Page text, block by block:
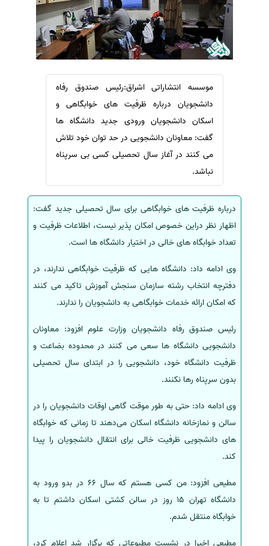
ترجمه عربی به فارسی
مشاهده همه زبان ها
سفارش ویرایش
سفارش پارافریز
سفارش فرمت‌بندی
سفارش کاهش کمیت
سفارش معرفی مجله
سفارش معرفی مقاله
سفارش معرفی کتاب
سفارش چکیده مبسوط
سفارش ترجمه مولتی‌مدیا
سفارش گویندگی
سفارش تولید محتوا
سفارش ترجمه همزمان
سفارش چکیده گرافیکی
سفارش تهیه کاورلتر
سفارش انگیزه‌نامه‌SOP
موسسه انتشاراتی اشراق:رئیس صندوق رفاه
دانشجویان درباره ظرفیت های خوابگاهی و
اسکان دانشجویان ورودی جدید دانشگاه ها
گفت: معاونان دانشجویی در حد توان خود تلاش
می کنند در آغاز سال تحصیلی کسی بی سرپناه
نباشد.
درباره ظرفیت های خوابگاهی برای سال تحصیلی جدید گفت:
اظهار نظر دراین خصوص امکان پذیر نیست، اطلاعات ظرفیت و
تعداد خوابگاه های خالی در اختیار دانشگاه ها است.
وی ادامه داد: دانشگاه هایی که ظرفیت خوابگاهی ندارند، در
دفترچه انتخاب رشته سازمان سنجش آموزش تاکید می کنند
که امکان ارائه خدمات خوابگاهی به دانشجویان را ندارند.
رئیس صندوق رفاه دانشجویان وزارت علوم افزود: معاونان
دانشجویی دانشگاه ها سعی می کنند در محدوده بضاعت و
ظرفیت دانشگاه خود، دانشجویی را در ابتدای سال تحصیلی
بدون سرپناه رها نکنند.
وی ادامه داد: حتی به طور موقت گاهی اوقات دانشجویان را در
سالن و نمازخانه دانشگاه اسکان می‌دهند تا زمانی که خوابگاه
های دانشجویی ظرفیت خالی برای انتقال دانشجویان را پیدا
کند.
مطیعی افزود: من کسی هستم که سال 66 در بدو ورود به
دانشگاه تهران 15 روز در سالن کشتی اسکان داشتم تا به
خوابگاه منتقل شدم.
مطیعی اخیرا در نشست مطبوعاتی که برگزار شد اعلام کرد،